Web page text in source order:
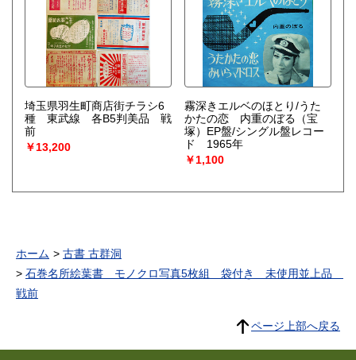
埼玉県羽生町商店街チラシ6
種 東武線 各B5判美品 戦
前
￥13,200
霧深きエルベのほとり/うた
かたの恋 内重のぼる（宝
塚）EP盤/シングル盤レコー
ド 1965年
￥1,100
ホーム
古書 古群洞
石巻名所絵葉書 モノクロ写真5枚組 袋付き 未使用並上品
戦前
ページ上部へ戻る